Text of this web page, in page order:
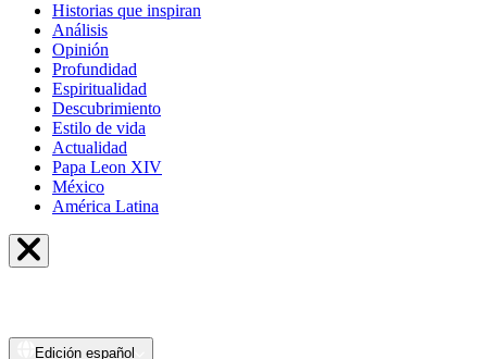
Historias que inspiran
Análisis
Opinión
Profundidad
Espiritualidad
Descubrimiento
Estilo de vida
Actualidad
Papa Leon XIV
México
América Latina
Edición español